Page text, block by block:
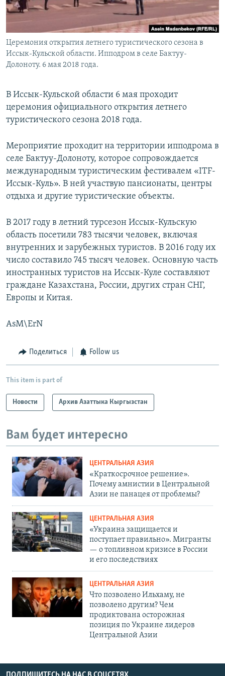
Церемония открытия летнего туристического сезона в
Иссык-Кульской области. Ипподром в селе Бактуу-
Долоноту. 6 мая 2018 года.
В Иссык-Кульской области 6 мая проходит
церемония официального открытия летнего
туристического сезона 2018 года.
Мероприятие проходит на территории ипподрома в
селе Бактуу-Долоноту, которое сопровождается
международным туристическим фестивалем «ITF-
Иссык-Куль». В ней участвую пансионаты, центры
отдыха и другие туристические объекты.
В 2017 году в летний турсезон Иссык-Кульскую
область посетили 783 тысячи человек, включая
внутренних и зарубежных туристов. В 2016 году их
число составило 745 тысяч человек. Основную часть
иностранных туристов на Иссык-Куле составляют
граждане Казахстана, России, других стран СНГ,
Европы и Китая.
AsM\ErN
Поделиться Follow us
This item is part of
Новости Архив Азаттыка Кыргызстан
Вам будет интересно
ЦЕНТРАЛЬНАЯ АЗИЯ
«Краткосрочное решение».
Почему амнистии в Центральной
Азии не панацея от проблемы?
ЦЕНТРАЛЬНАЯ АЗИЯ
«Украина защищается и
поступает правильно». Мигранты
— о топливном кризисе в России
и его последствиях
ЦЕНТРАЛЬНАЯ АЗИЯ
Что позволено Ильхаму, не
позволено другим? Чем
продиктована осторожная
позиция по Украине лидеров
Центральной Азии